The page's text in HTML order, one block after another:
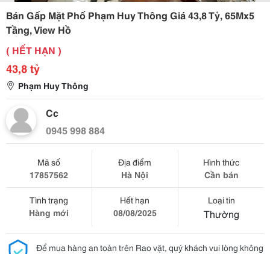
Bán Gấp Mặt Phố Phạm Huy Thông Giá 43,8 Tỷ, 65Mx5
Tầng, View Hồ
( HẾT HẠN )
43,8 tỷ
Phạm Huy Thông
Cc
0945 998 884
Mã số
17857562
Địa điểm
Hà Nội
Hình thức
Cần bán
Tình trạng
Hàng mới
Hết hạn
08/08/2025
Loại tin
Thường
Để mua hàng an toàn trên Rao vặt, quý khách vui lòng không